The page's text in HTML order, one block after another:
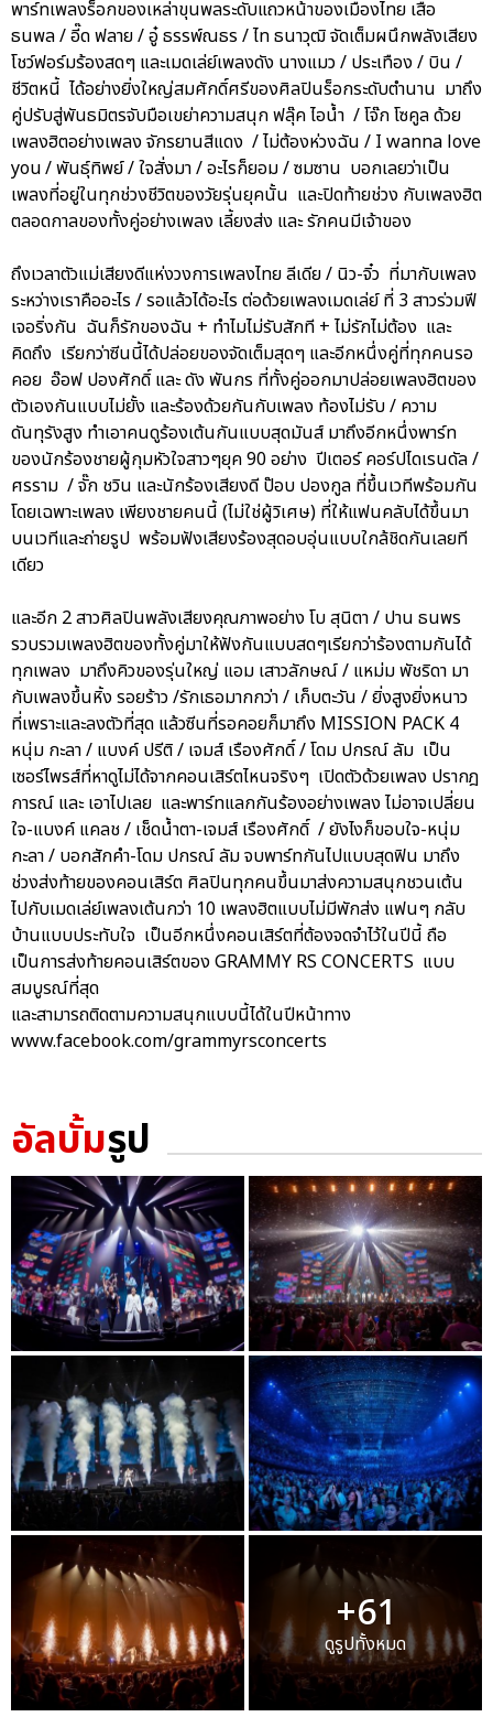
พาร์ทเพลงร็อกของเหล่าขุนพลระดับแถวหน้าของเมืองไทย เสือ
ธนพล / อี๊ด ฟลาย / อู๋ ธรรพ์ณธร / ไท ธนาวุฒิ จัดเต็มผนึกพลังเสียง
โชว์ฟอร์มร้องสดๆ และเมดเล่ย์เพลงดัง นางแมว / ประเทือง / บิน /
ชีวิตหนี้ ได้อย่างยิ่งใหญ่สมศักดิ์ศรีของศิลปินร็อกระดับตำนาน มาถึง
คู่ปรับสู่พันธมิตรจับมือเขย่าความสนุก ฟลุ๊ค ไอน้ำ / โจ๊ก โซคูล ด้วย
เพลงฮิตอย่างเพลง จักรยานสีแดง / ไม่ต้องห่วงฉัน / I wanna love
you / พันธุ์ทิพย์ / ใจสั่งมา / อะไรก็ยอม / ซมซาน บอกเลยว่าเป็น
เพลงที่อยู่ในทุกช่วงชีวิตของวัยรุ่นยุคนั้น และปิดท้ายช่วง กับเพลงฮิต
ตลอดกาลของทั้งคู่อย่างเพลง เลี้ยงส่ง และ รักคนมีเจ้าของ
ถึงเวลาตัวแม่เสียงดีแห่งวงการเพลงไทย ลีเดีย / นิว-จิ๋ว ที่มากับเพลง
ระหว่างเราคืออะไร / รอแล้วได้อะไร ต่อด้วยเพลงเมดเล่ย์ ที่ 3 สาวร่วมฟี
เจอริ่งกัน ฉันก็รักของฉัน + ทำไมไม่รับสักที + ไม่รักไม่ต้อง และ
คิดถึง เรียกว่าซีนนี้ได้ปล่อยของจัดเต็มสุดๆ และอีกหนึ่งคู่ที่ทุกคนรอ
คอย อ๊อฟ ปองศักดิ์ และ ดัง พันกร ที่ทั้งคู่ออกมาปล่อยเพลงฮิตของ
ตัวเองกันแบบไม่ยั้ง และร้องด้วยกันกับเพลง ท้องไม่รับ / ความ
ดันทุรังสูง ทำเอาคนดูร้องเต้นกันแบบสุดมันส์ มาถึงอีกหนึ่งพาร์ท
ของนักร้องชายผู้กุมหัวใจสาวๆยุค 90 อย่าง ปีเตอร์ คอร์ปไดเรนดัล /
ศรราม / จั๊ก ชวิน และนักร้องเสียงดี ป๊อบ ปองกูล ที่ขึ้นเวทีพร้อมกัน
โดยเฉพาะเพลง เพียงชายคนนี้ (ไม่ใช่ผู้วิเศษ) ที่ให้แฟนคลับได้ขึ้นมา
บนเวทีและถ่ายรูป พร้อมฟังเสียงร้องสุดอบอุ่นแบบใกล้ชิดกันเลยที
เดียว
และอีก 2 สาวศิลปินพลังเสียงคุณภาพอย่าง โบ สุนิตา / ปาน ธนพร
รวบรวมเพลงฮิตของทั้งคู่มาให้ฟังกันแบบสดๆเรียกว่าร้องตามกันได้
ทุกเพลง มาถึงคิวของรุ่นใหญ่ แอม เสาวลักษณ์ / แหม่ม พัชริดา มา
กับเพลงขึ้นหิ้ง รอยร้าว /รักเธอมากกว่า / เก็บตะวัน / ยิ่งสูงยิ่งหนาว
ที่เพราะและลงตัวที่สุด แล้วซีนที่รอคอยก็มาถึง MISSION PACK 4
หนุ่ม กะลา / แบงค์ ปรีติ / เจมส์ เรืองศักดิ์ / โดม ปกรณ์ ลัม เป็น
เซอร์ไพรส์ที่หาดูไม่ได้จากคอนเสิร์ตไหนจริงๆ เปิดตัวด้วยเพลง ปรากฎ
การณ์ และ เอาไปเลย และพาร์ทแลกกันร้องอย่างเพลง ไม่อาจเปลี่ยน
ใจ-แบงค์ แคลช / เช็ดน้ำตา-เจมส์ เรืองศักดิ์ / ยังไงก็ขอบใจ-หนุ่ม
กะลา / บอกสักคำ-โดม ปกรณ์ ลัม จบพาร์ทกันไปแบบสุดฟิน มาถึง
ช่วงส่งท้ายของคอนเสิร์ต ศิลปินทุกคนขึ้นมาส่งความสนุกชวนเต้น
ไปกับเมดเล่ย์เพลงเต้นกว่า 10 เพลงฮิตแบบไม่มีพักส่ง แฟนๆ กลับ
บ้านแบบประทับใจ เป็นอีกหนึ่งคอนเสิร์ตที่ต้องจดจำไว้ในปีนี้ ถือ
เป็นการส่งท้ายคอนเสิร์ตของ GRAMMY RS CONCERTS แบบ
สมบูรณ์ที่สุด
และสามารถติดตามความสนุกแบบนี้ได้ในปีหน้าทาง
www.facebook.com/grammyrsconcerts
อัลบั้มรูป
+61
ดูรูปทั้งหมด